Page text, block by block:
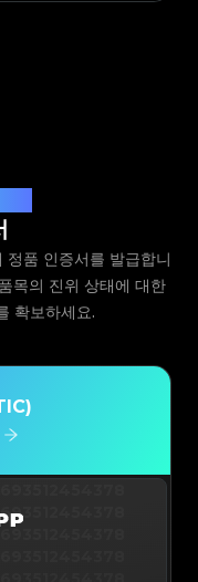
품 인증서를 발급합니
목의 진위 상태에 대한
확보하세요.